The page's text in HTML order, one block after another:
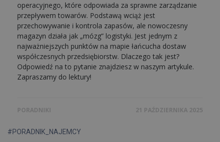
operacyjnego, które odpowiada za sprawne zarządzanie
przepływem towarów. Podstawą wciąż jest
przechowywanie i kontrola zapasów, ale nowoczesny
magazyn działa jak „mózg” logistyki. Jest jednym z
najważniejszych punktów na mapie łańcucha dostaw
współczesnych przedsiębiorstw. Dlaczego tak jest?
Odpowiedź na to pytanie znajdziesz w naszym artykule.
Zapraszamy do lektury!
PORADNIKI 21 PAŹDZIERNIKA 2025
#PORADNIK_NAJEMCY